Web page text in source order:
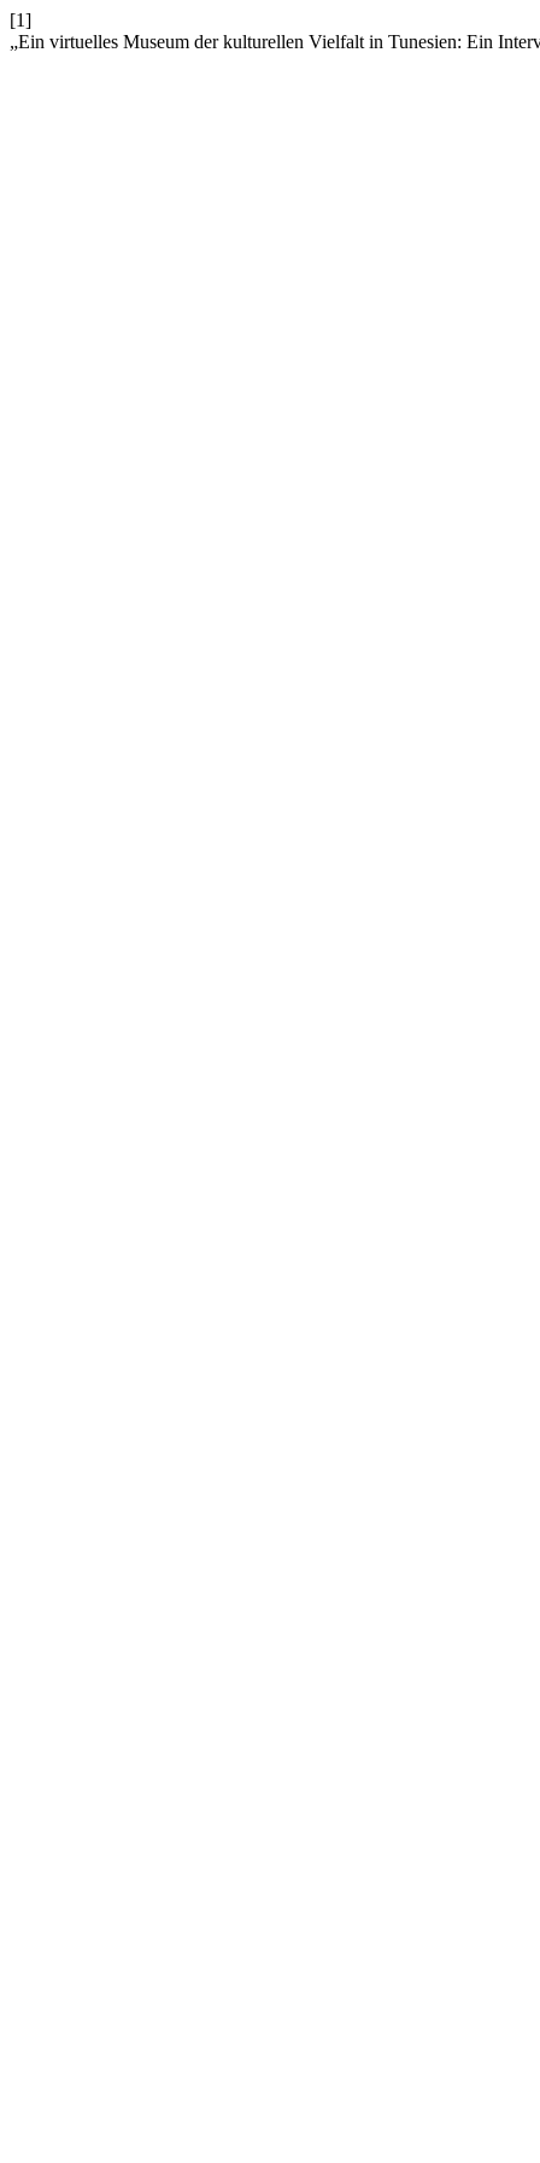
[1]
„Ein virtuelles Museum der kulturellen Vielfalt in Tunesien: Ein